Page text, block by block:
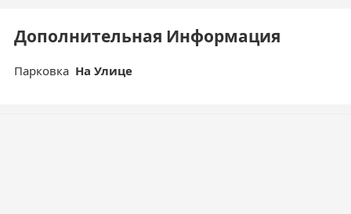
Дополнительная Информация
Парковка На Улице